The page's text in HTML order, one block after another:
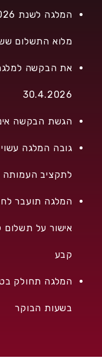
מלוא התשלום
30.4.2026
הגשת הבקשה
גובה המלגה
לתקציב
המלגה תועבר
אישור על תשלום
קבע
בשעות הבוקר